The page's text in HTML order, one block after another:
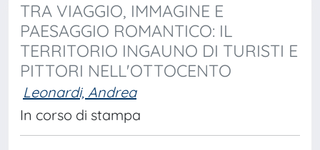
TRA VIAGGIO, IMMAGINE E
PAESAGGIO ROMANTICO: IL
TERRITORIO INGAUNO DI TURISTI E
PITTORI NELL'OTTOCENTO
Leonardi, Andrea
In corso di stampa